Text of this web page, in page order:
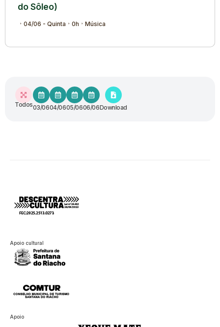
do Sôleo)
04/06 - Quinta 0h Música
Todos03/0604/0605/0606/06Download
Apoio cultural
Apoio